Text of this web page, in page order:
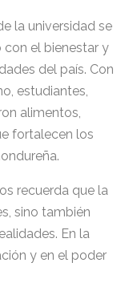
la universidad se
con el bienestar y
del país. Con
estudiantes,
alimentos,
fortalecen los
recuerda que la
sino también
En la
y en el poder